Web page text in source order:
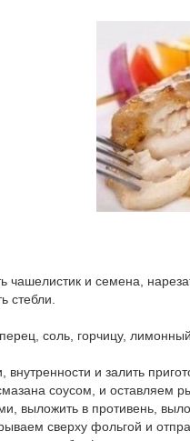
и семена,
стебли.
соль, горчицу,
и залить
соусом, и оставляем
выложить в противень,
сверху фольгой и